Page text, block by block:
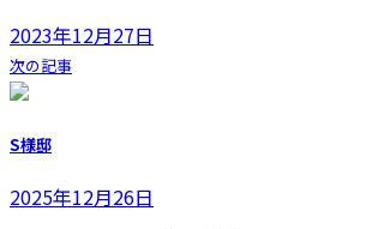
2023年12月27日
次の記事
S様邸
2025年12月26日